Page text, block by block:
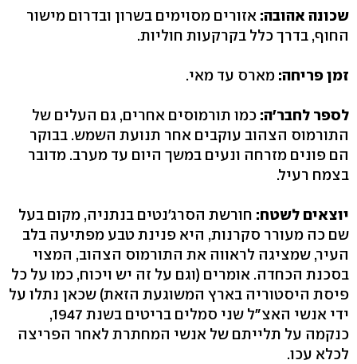
שכונה אהובה: אזורים מסוימים בשרון ובדרום מישור
החוף, בדרך כלל בקרקעות חוליות.
זמן פריחה: מארס עד מאי.
לספר לחבר'ה: כמו תורמוסים אחרים, גם העלים של
התורמוס הצהוב עוקבים אחר תנועת השמש. בבוקר
הם פונים מזרחה ונעים במשך היום עד מערב. מדובר
בצמח רעיל.
יוצאים לשטח: חורשת הסרג'נטים בנתניה, מקום בעל
שם כה מעורר סקרנות, היא פנינת טבע מפתיעה בלב
העיר, שמציגה לראווה את התורמוס הצהוב, המצוי
בסכנת הכחדה. אומרים (וגם על זה יש ויכוח, כמו על כל
פיסת היסטוריה בארץ המשוגעת הזאת) שכאן נתלו על
כנקמה על תלייתם של אנשי המחתרת לאחר הפריצה
לכלא עכו.